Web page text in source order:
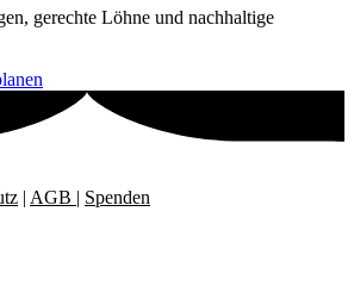
gerechte Löhne und nachhaltige
| AGB | Spenden